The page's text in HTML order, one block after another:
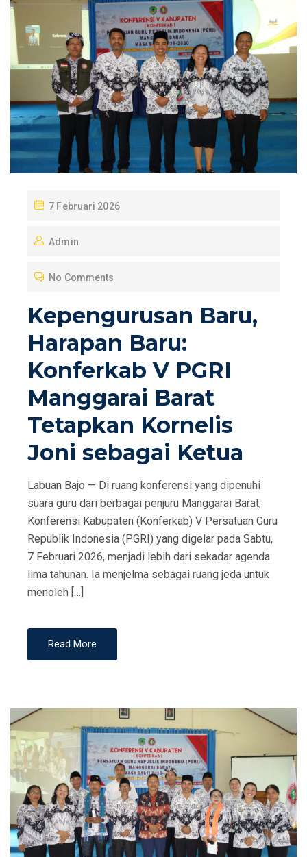
P
S
E
O
N
7 Februari 2026
Admin
No Comments
Kepengurusan Baru,
Harapan Baru:
Konferkab V PGRI
Manggarai Barat
Tetapkan Kornelis
Joni sebagai Ketua
Labuan Bajo — Di ruang konferensi yang dipenuhi
suara guru dari berbagai penjuru Manggarai Barat,
Konferensi Kabupaten (Konferkab) V Persatuan Guru
Republik Indonesia (PGRI) yang digelar pada Sabtu,
7 Februari 2026, menjadi lebih dari sekadar agenda
lima tahunan. Ia menjelma sebagai ruang jeda untuk
menoleh […]
Read More